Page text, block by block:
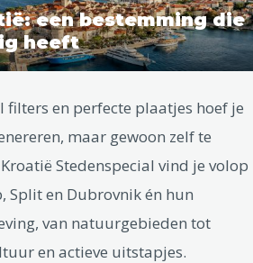
een bestemming die
heeft
filters en perfecte plaatjes hoef je
maar gewoon zelf te
Stedenspecial vind je volop
Split en Dubrovnik én hun
van natuurgebieden tot
en actieve uitstapjes.